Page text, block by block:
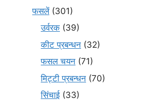
फसलें(301)
उर्वरक (39)
कीट प्रबन्धन (32)
फसल चयन (71)
मि‌ट्टी प्रबन्धन (70)
सिंचाई (33)